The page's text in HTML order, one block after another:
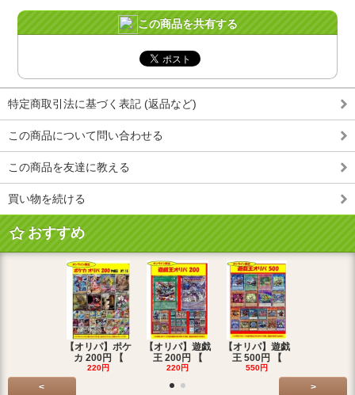
この商品を共有する
特定商取引法に基づく表記 (返品など)
この商品について問い合わせる
この商品を友達に教える
買い物を続ける
おすすめ
【オリパ】ポケ
カ 200円 【
220円
【オリパ】遊戯
王 200円 【
220円
【オリパ】遊戯
王 500円 【
550円
< >